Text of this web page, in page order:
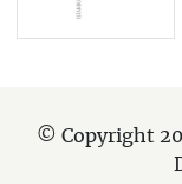
© Copyright